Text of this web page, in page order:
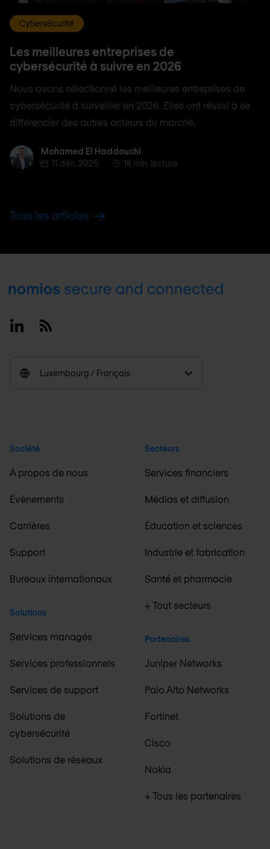
Cybersécurité
Les meilleures entreprises de
cybersécurité à suivre en 2026
Nous avons sélectionné les meilleures entreprises de
cybersécurité à surveiller en 2026. Elles ont réussi à se
différencier des autres acteurs du marché.
Mohamed El Haddouchi
Mohamed El Haddouchi
11 déc. 2025
18 min. lecture
Tous les articles
Footer
LinkedinRSS
Luxembourg / Français
Société
À propos de nous
Événements
Carrières
Support
Bureaux internationaux
Solutions
Services managés
Services professionnels
Services de support
Solutions de
cybersécurité
Solutions de réseaux
Secteurs
Services financiers
Médias et diffusion
Éducation et sciences
Industrie et fabrication
Santé et pharmacie
+ Tout secteurs
Partenaires
Juniper Networks
Palo Alto Networks
Fortinet
Cisco
Nokia
+ Tous les partenaires